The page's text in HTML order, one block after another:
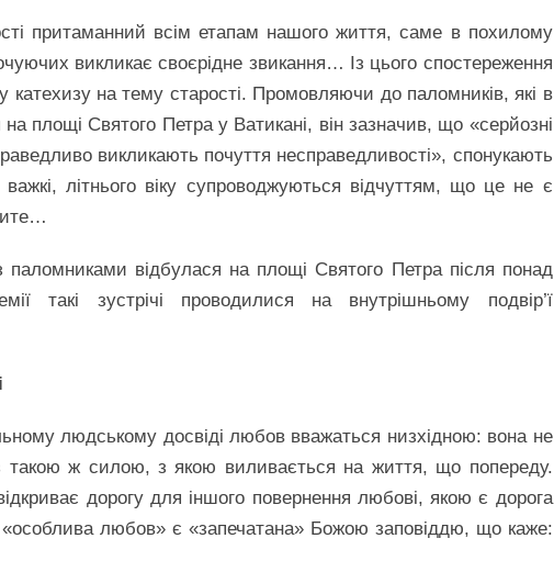
притаманний всім етапам нашого життя, саме в похилому
викликає своєрідне звикання… Із цього спостереження
на тему старості. Промовляючи до паломників, які в
на площі Святого Петра у Ватикані, він зазначив, що «серйозні
викликають почуття несправедливості», спонукають
літнього віку супроводжуються відчуттям, що це не є
відбулася на площі Святого Петра після понад
такі зустрічі проводилися на внутрішньому подвір’ї
людському досвіді любов вважаться низхідною: вона не
такою ж силою, з якою виливається на життя, що попереду.
дорогу для іншого повернення любові, якою є дорога
любов» є «запечатана» Божою заповіддю, що каже: